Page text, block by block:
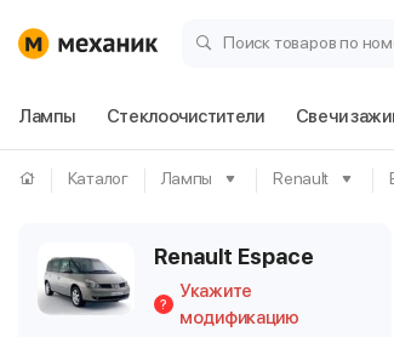
Поиск товаров по
Лампы Стеклоочистители Свечи
Каталог Лампы Renault
Renault Espace
?
Укажите
модификацию